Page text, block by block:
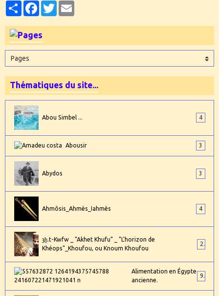
PartagerFacebookTwitter
Thématiques du site...
Abou Simbel ... 4
Abousir 3
Abydos 3
Ahmôsis_Ahmès_Iahmès 4
ȝḫ.t-Kwfw _ "Akhet Khufu" _ "L'horizon de
Khéops"_Khoufou, ou Knoum Khoufou
2
Alimentation en Égypte
ancienne.
9